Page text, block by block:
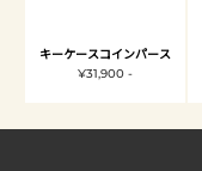
キーケースコインパース
¥31,900 -